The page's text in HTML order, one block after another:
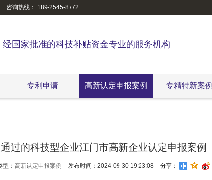
咨询热线： 189-2545-8772
经国家批准的科技补贴资金专业的服务机构
专利申请 高新认定申报案例 专精特新案例
过的科技型企业江门市高新企业认定申报案例
型： 高新认定申报案例 发布时间：2024-09-30 19:23:08 分享：